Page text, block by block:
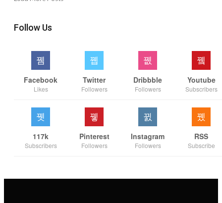
Follow Us
Facebook
Likes
Twitter
Followers
Dribbble
Followers
Youtube
Subscribers
117k
Subscribers
Pinterest
Followers
Instagram
Followers
RSS
Subscribe